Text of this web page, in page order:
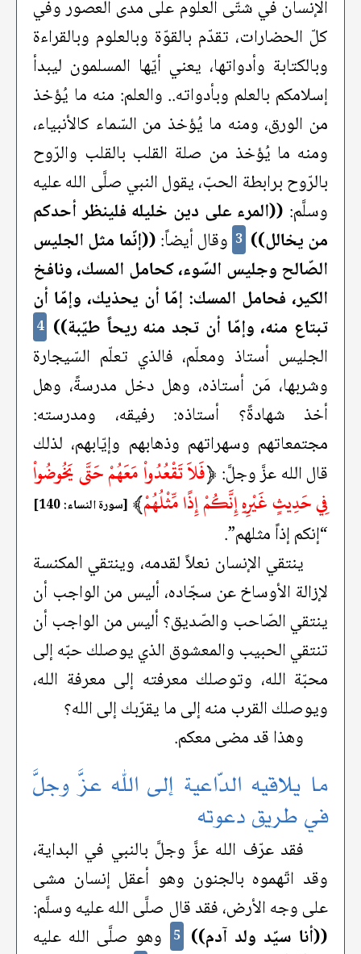
الإنسان في شتّى العلوم على مدى العصور وفي
كلّ الحضارات، تقدّم بالقوّة وبالعلوم وبالقراءة
وبالكتابة وأدواتها، يعني أيّها المسلمون ليبدأ
إسلامكم بالعلم وبأدواته.. والعلم: منه ما يُؤخذ
من الورق، ومنه ما يُؤخذ من السّماء كالأنبياء،
ومنه ما يُؤخذ من صلة القلب بالقلب والرّوح
بالرّوح برابطة الحبّ، يقول النبي صلَّى الله عليه
وسلَّم: ((المرء على دين خليله فلينظر أحدكم
من يخالل)) 3 وقال أيضاً:((إنّما مثل الجليس
الصّالح وجليس السّوء، كحامل المسك، ونافخ
الكير، فحامل المسك: إمّا أن يحذيك، وإمّا أن
تبتاع منه، وإمّا أن تجد منه ريحاً طيّبة)) 4
الجليس أستاذ ومعلّم، فالذي تعلّم السّيجارة
وشربها، مَن أستاذه، وهل دخل مدرسةً، وهل
أخذ شهادةً؟ أستاذه: رفيقه، ومدرسته:
مجتمعاتهم وسهراتهم وذهابهم وإيّابهم، لذلك
قال الله عزَّ وجلَّ: ﴿فَلاَ تَقْعُدُواْ مَعَهُمْ حَتَّى يَخُوضُواْ
فِي حَدِيثٍ غَيْرِهِ إِنَّكُمْ إِذًا مِّثْلُهُمْ﴾ [سورة النساء: 140]
“إنكم إذاً مثلهم”.
ينتقي الإنسان نعلاً لقدمه، وينتقي المكنسة
لإزالة الأوساخ عن سجّاده، أليس من الواجب أن
ينتقي الصّاحب والصّديق؟ أليس من الواجب أن
تنتقي الحبيب والمعشوق الذي يوصلك حبّه إلى
محبّة الله، وتوصلك معرفته إلى معرفة الله،
ويوصلك القرب منه إلى ما يقرّبك إلى الله؟
وهذا قد مضى معكم.
ما يلاقيه الدّاعية إلى الله عزَّ وجلَّ
في طريق دعوته
فقد عرّف الله عزَّ وجلَّ بالنبي في البداية،
وقد اتّهموه بالجنون وهو أعقل إنسان مشى
على وجه الأرض، فقد قال صلَّى الله عليه وسلَّم:
((أنا سيّد ولد آدم)) 5 وهو صلَّى الله عليه